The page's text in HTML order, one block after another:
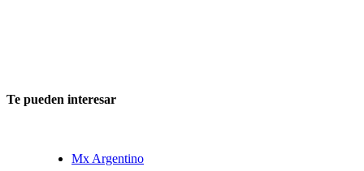
Te pueden interesar
Mx Argentino